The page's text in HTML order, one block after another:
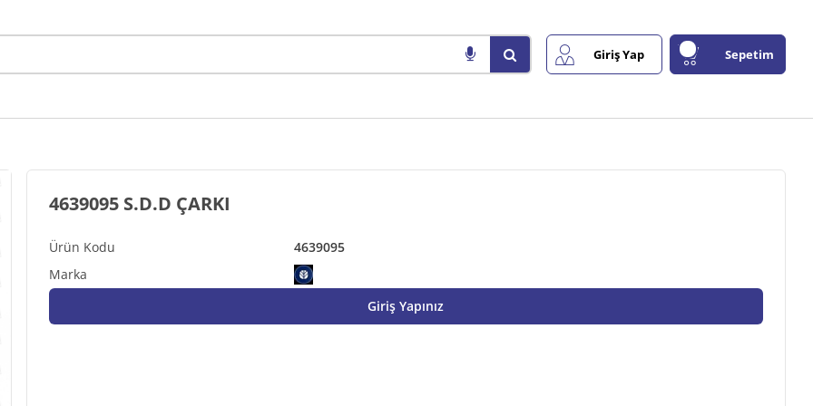
Giriş Yap Sepetim
4639095
4639095 S.D.D ÇARKI
Giriş Yapınız